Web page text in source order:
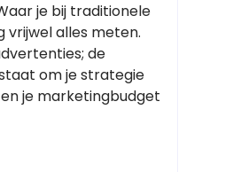
je bij traditionele
alles meten.
de
om je strategie
je marketingbudget